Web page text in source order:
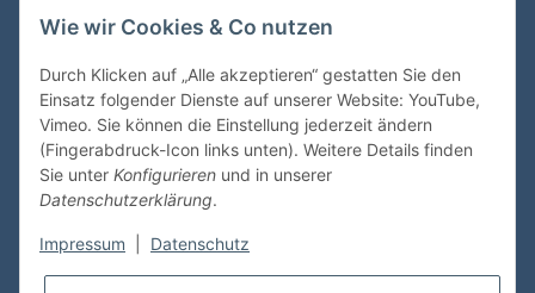
VDMedien24.de
Kasernenstraße 6-10
66482 Zweibrücken
Tel. 06332 72710
eMail: heinz.nickel@vdmedien.de
Wie wir Cookies & Co nutzen
Durch Klicken auf „Alle akzeptieren“ gestatten Sie den
Einsatz folgender Dienste auf unserer Website: YouTube,
Vimeo. Sie können die Einstellung jederzeit ändern
(Fingerabdruck-Icon links unten). Weitere Details finden
Sie unter Konfigurieren und in unserer
Datenschutzerklärung.
Impressum Datenschutz